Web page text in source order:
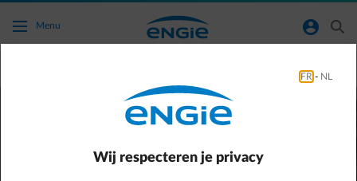
Ga naar de hoofdinhoud
Menu normal-account-circle search
Heb je gekozen voor het
FR - NL
Wij respecteren je privacy